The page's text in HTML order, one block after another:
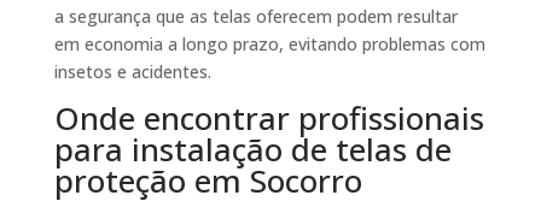
a segurança que as telas oferecem podem resultar
em economia a longo prazo, evitando problemas com
insetos e acidentes.
Onde encontrar profissionais
para instalação de telas de
proteção em Socorro